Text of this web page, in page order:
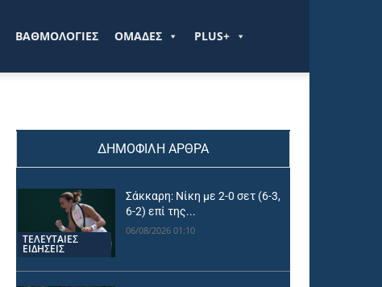
ΒΑΘΜΟΛΟΓΙΕΣ ΟΜΑΔΕΣ PLUS+
ΔΗΜΟΦΙΛΗ ΑΡΘΡΑ
ΤΕΛΕΥΤΑΙΕΣ
ΕΙΔΗΣΕΙΣ
Σάκκαρη: Νίκη με 2-0 σετ (6-3,
6-2) επί της...
06/08/2026 01:10